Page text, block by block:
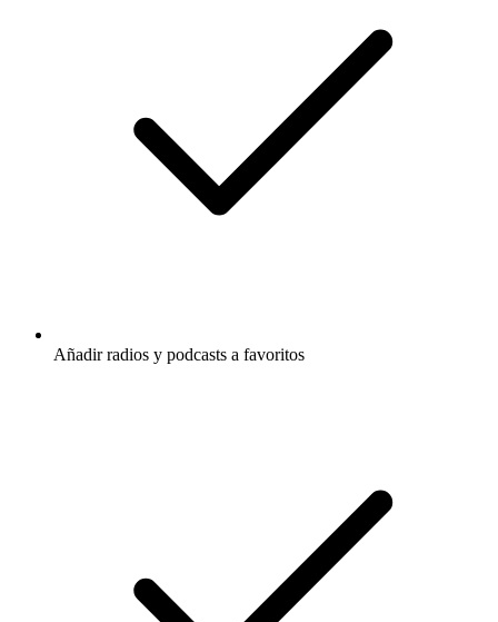
Añadir radios y podcasts a favoritos